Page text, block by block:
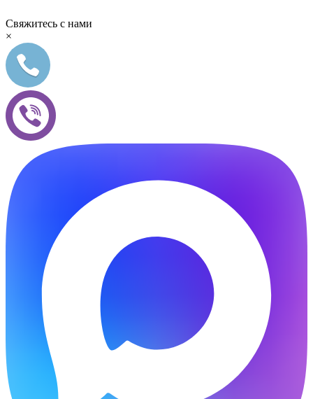
Свяжитесь с нами
×